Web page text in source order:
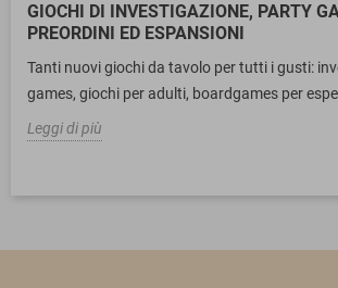
GIOCHI DI INVESTIGAZIONE, PARTY
PREORDINI ED ESPANSIONI
Tanti nuovi giochi da tavolo per tutti i gusti:
games, giochi per adulti, boardgames per
Leggi di più